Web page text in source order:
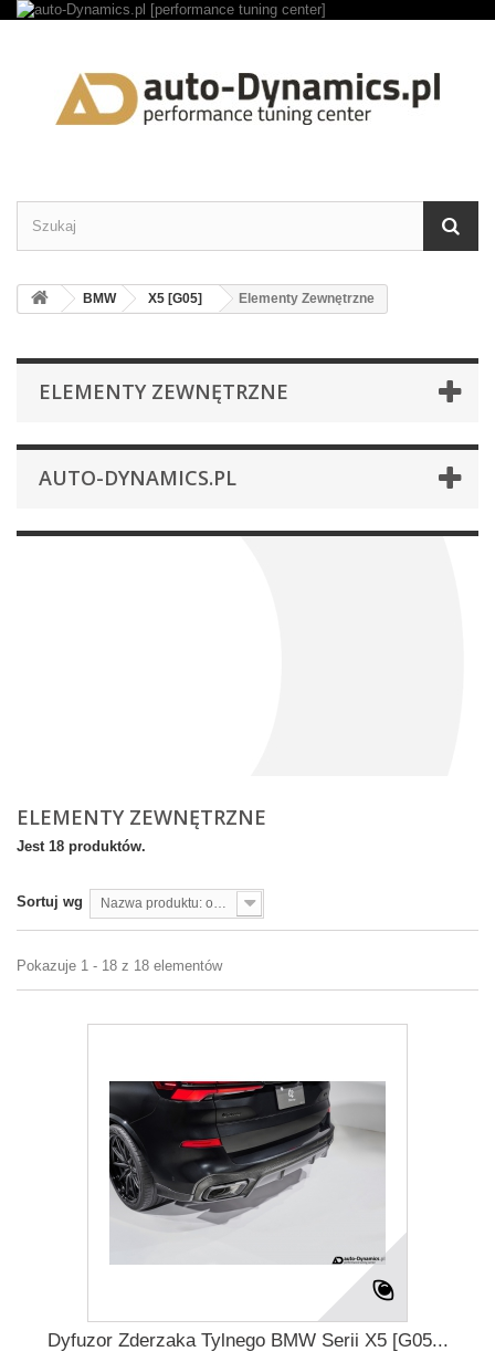
BMW X5 [G05] Elementy Zewnętrzne
ELEMENTY ZEWNĘTRZNE
AUTO-DYNAMICS.PL
ELEMENTY ZEWNĘTRZNE
Jest 18 produktów.
Sortuj wg Nazwa produktu: od A do Z
Pokazuje 1 - 18 z 18 elementów
Dyfuzor Zderzaka Tylnego BMW Serii X5 [G05...